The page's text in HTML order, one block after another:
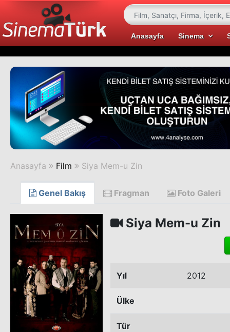
Anasayfa Sinema
Anasayfa Film Siya Mem-u Zin
Genel Bakış Fragman Foto Galeri
Siya Mem-u Zin
Yıl 2012
Ülke
Tür